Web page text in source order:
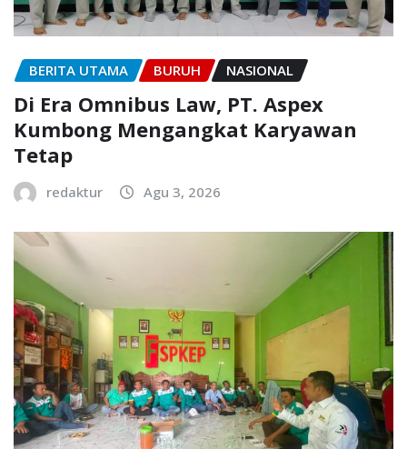
BERITA UTAMA BURUH NASIONAL
Di Era Omnibus Law, PT. Aspex
Kumbong Mengangkat Karyawan
Tetap
redaktur Agu 3, 2026